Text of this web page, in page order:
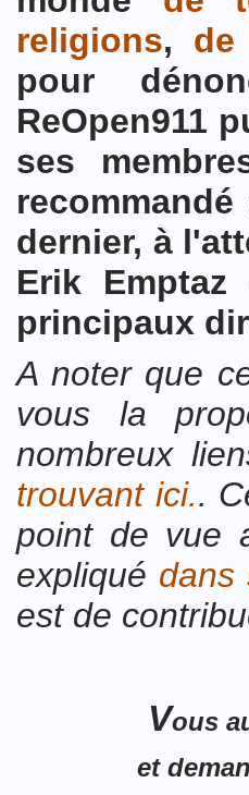
religions, de
pour
ReOpen911
ses
dernier, à
Erik
principaux
A noter que
vous la
nombreux
trouvant ici..
point de vue
expliqué dans
est de
Vous
et